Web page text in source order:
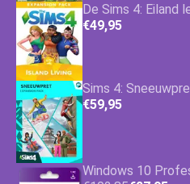
De Sims 4: Eiland
€49,95
Sims 4:
€59,95
Windows 10